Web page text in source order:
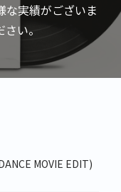
な実績がございま
さい。
MOVIE EDIT)